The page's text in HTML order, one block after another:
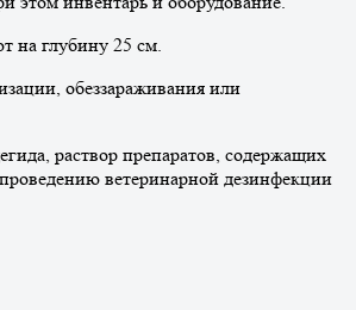
на глубину 25 см.
обеззараживания или
раствор препаратов, содержащих
ветеринарной дезинфекции